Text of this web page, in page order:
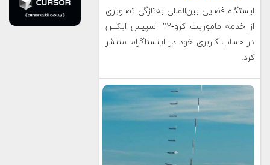
ایستگاه فضایی بین‌المللی به‌تازگی تصاویری
از خدمه ماموریت کرو-۲" اسپیس ایکس
در حساب کاربری خود در اینستاگرام منتشر
کرد.